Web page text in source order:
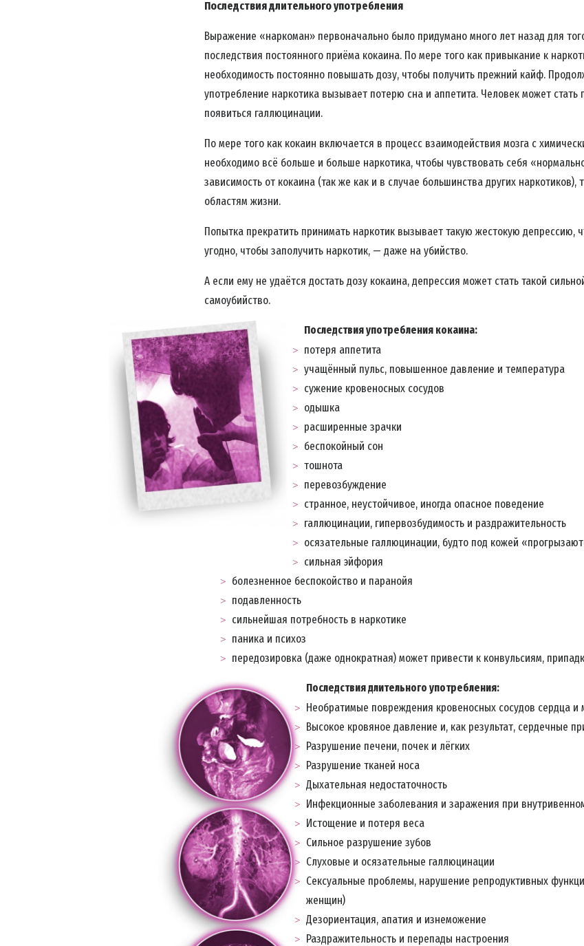
Последствия длительного употребления
Выражение «наркоман» первоначально было придумано много лет назад для
последствия постоянного приёма кокаина. По мере того как привыкание к
необходимость постоянно повышать дозу, чтобы получить прежний кайф.
употребление наркотика вызывает потерю сна и аппетита. Человек может стать
появиться галлюцинации.
По мере того как кокаин включается в процесс взаимодействия мозга с
необходимо всё больше и больше наркотика, чтобы чувствовать себя
зависимость от кокаина (так же как и в случае большинства других наркотиков),
областям жизни.
Попытка прекратить принимать наркотик вызывает такую жестокую депрессию,
угодно, чтобы заполучить наркотик, — даже на убийство.
А если ему не удаётся достать дозу кокаина, депрессия может стать такой
самоубийство.
Последствия употребления кокаина:
потеря аппетита
учащённый пульс, повышенное давление и температура
сужение кровеносных сосудов
одышка
расширенные зрачки
беспокойный сон
тошнота
перевозбуждение
странное, неустойчивое, иногда опасное поведение
галлюцинации, гипервозбудимость и раздражительность
осязательные галлюцинации, будто под кожей
сильная эйфория
болезненное беспокойство и паранойя
подавленность
сильнейшая потребность в наркотике
паника и психоз
передозировка (даже однократная) может привести к конвульсиям,
Последствия длительного употребления:
Необратимые повреждения кровеносных сосудов сердца и
Высокое кровяное давление и, как результат, сердечные
Разрушение печени, почек и лёгких
Разрушение тканей носа
Дыхательная недостаточность
Инфекционные заболевания и заражения при
Истощение и потеря веса
Сильное разрушение зубов
Слуховые и осязательные галлюцинации
Сексуальные проблемы, нарушение репродуктивных
женщин)
Дезориентация, апатия и изнеможение
Раздражительность и перепады настроения
ПОДПИШИТЕСЬ НА НОВОСТИ И УЗНАЙТЕ, КАК ВЫ
Подпишитесьна новости кампании «Правда о наркотиках»
последние новости на вашу электронную почту.